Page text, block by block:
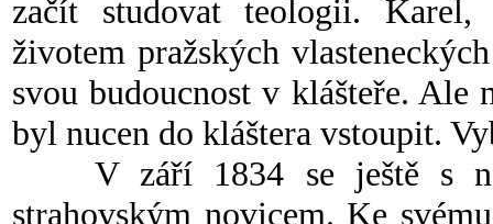
začít studovat teologii. Karel,
životem pražských
svou budoucnost v klášteře. Ale
byl nucen do kláštera vstoupit.
V září 1834 se ještě s
strahovským novicem. Ke